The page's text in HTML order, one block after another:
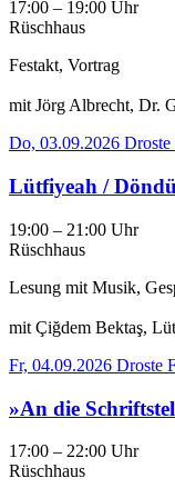
17:00 – 19:00 Uhr
Rüschhaus
Festakt, Vortrag
mit Jörg Albrecht, Dr.
Do, 03.09.2026 Droste
Lütfiyeah / Döndü
19:00 – 21:00 Uhr
Rüschhaus
Lesung mit Musik,
mit Çiğdem Bektaş,
Fr, 04.09.2026 Droste
»An die
17:00 – 22:00 Uhr
Rüschhaus